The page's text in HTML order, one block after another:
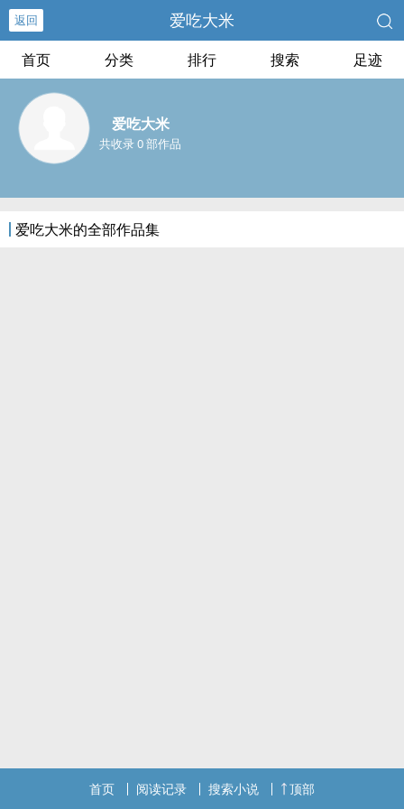
返回 爱吃大米
首页 分类 排行 搜索 足迹
爱吃大米
共收录 0 部作品
爱吃大米的全部作品集
首页 阅读记录 搜索小说 顶部